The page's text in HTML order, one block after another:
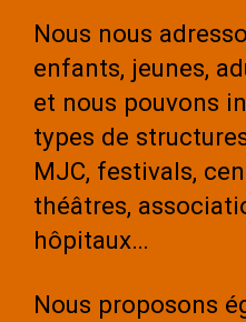
Nous nous
enfants, jeunes,
et nous pouvons
types de
MJC, festivals,
théâtres,
hôpitaux…
Nous proposons